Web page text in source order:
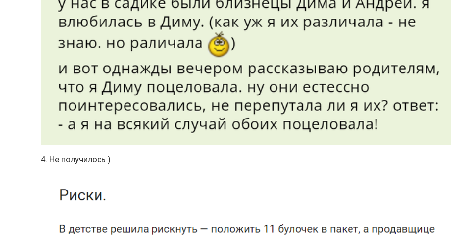
4. Не получилось )